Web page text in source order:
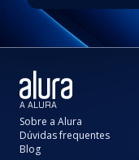
A ALURA
Sobre a Alura
Dúvidas frequentes
Blog